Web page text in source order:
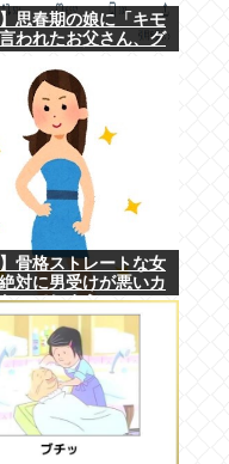
思春期の娘に「キモ
われたお父さん、グ
】骨格ストレートな女
対に男受けが悪いカ
ってしまうｗｗｗ